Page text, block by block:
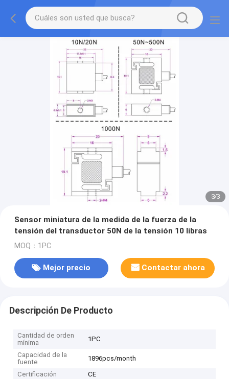
3/3
Sensor miniatura de la medida de la fuerza de la
tensión del transductor 50N de la tensión 10 libras
MOQ：1PC
Mejor precio Contactar ahora
Descripción De Producto
Cantidad de orden
mínima
1PC
Capacidad de la
fuente
1896pcs/month
Certificación
CE